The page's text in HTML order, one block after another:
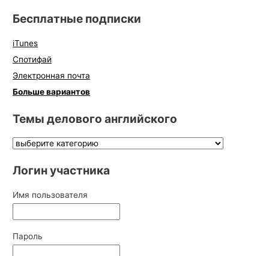
Бесплатные подписки
iTunes
Спотифай
Электронная почта
Больше вариантов
Темы делового английского
Логин участника
Имя пользователя
Пароль